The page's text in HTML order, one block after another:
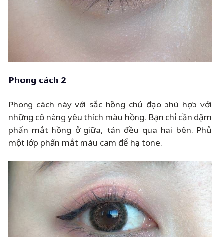
Phong cách 2
Phong cách này với sắc hồng chủ đạo phù hợp với
những cô nàng yêu thích màu hồng. Bạn chỉ cần dặm
phấn mắt hồng ở giữa, tán đều qua hai bên. Phủ
một lớp phấn mắt màu cam để hạ tone.